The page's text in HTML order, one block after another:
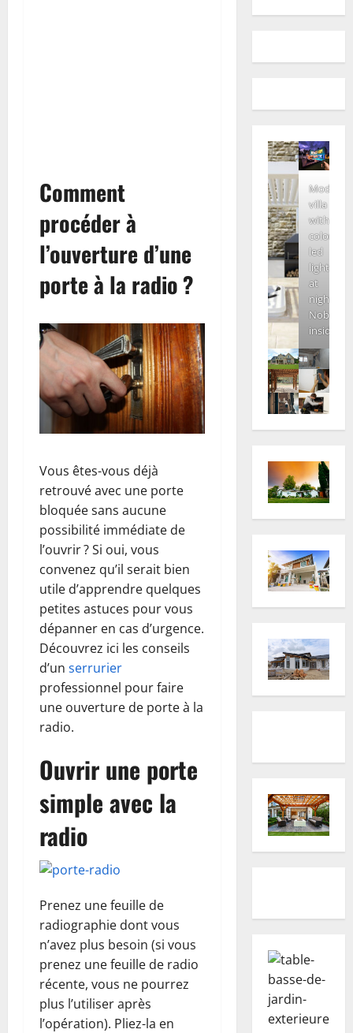
Comment
procéder à
l’ouverture d’une
porte à la radio ?
Vous êtes-vous déjà
retrouvé avec une porte
bloquée sans aucune
possibilité immédiate de
l’ouvrir ? Si oui, vous
convenez qu’il serait bien
utile d’apprendre quelques
petites astuces pour vous
dépanner en cas d’urgence.
Découvrez ici les conseils
d’un serrurier
professionnel pour faire
une ouverture de porte à la
radio.
Ouvrir une porte
simple avec la
radio
Prenez une feuille de
radiographie dont vous
n’avez plus besoin (si vous
prenez une feuille de radio
récente, vous ne pourrez
plus l’utiliser après
l’opération). Pliez-la en
Modern
villa
with
colored
led
lights
at
night.
Nobody
inside